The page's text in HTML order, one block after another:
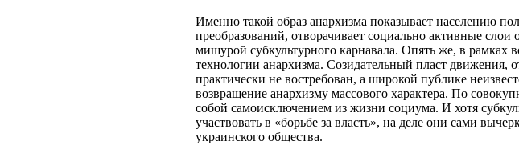
Именно такой образ анархизма показывает населению
преобразований, отворачивает социально активные
мишурой субкультурного карнавала. Опять же, в рамках
технологии анархизма. Созидательный пласт движения,
практически не востребован, а широкой публике
возвращение анархизму массового характера. По
собой самоисключением из жизни социума. И хотя
участвовать в «борьбе за власть», на деле они сами
украинского общества.